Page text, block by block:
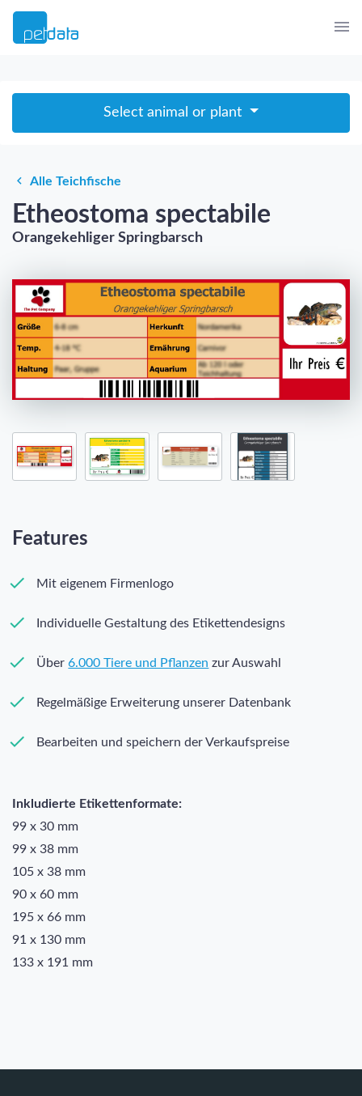
Select animal or plant
Alle Teichfische
Etheostoma spectabile
Orangekehliger Springbarsch
Features
Mit eigenem Firmenlogo
Individuelle Gestaltung des Etikettendesigns
Über6.000 Tiere und Pflanzen zur Auswahl
Regelmäßige Erweiterung unserer Datenbank
Bearbeiten und speichern der Verkaufspreise
Inkludierte Etikettenformate:
99 x 30 mm
99 x 38 mm
105 x 38 mm
90 x 60 mm
195 x 66 mm
91 x 130 mm
133 x 191 mm